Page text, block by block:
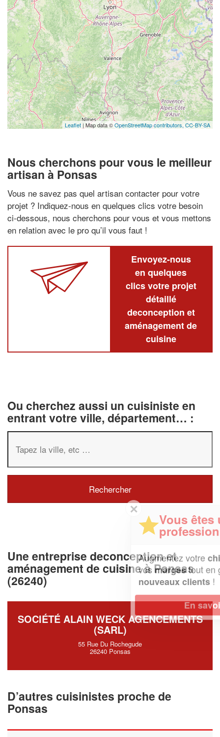
Leaflet | Map data ©OpenStreetMap contributors, CC-BY-SA
Nous cherchons pour vous le meilleur
artisan à Ponsas
Vous ne savez pas quel artisan contacter pour votre
projet ? Indiquez-nous en quelques clics votre besoin
ci-dessous, nous cherchons pour vous et vous mettons
en relation avec le pro qu’il vous faut !
Envoyez-nous
en quelques
clics votre projet
détaillé
deconception et
aménagement de
cuisine
Ou cherchez aussi un cuisiniste en
entrant votre ville, département… :
Une entreprise deconception et
aménagement de cuisine à Ponsas
(26240)
SOCIÉTÉ ALAIN WECK AGENCEMENTS
(SARL)
55 Rue Du Rochegude
26240 Ponsas
D’autres cuisinistes proche de
Ponsas
Vous êtes un
professionnel ?
Augmentez votrechiffre d'affaireset
vosmargestout en gagnant de
!
En savoir plus